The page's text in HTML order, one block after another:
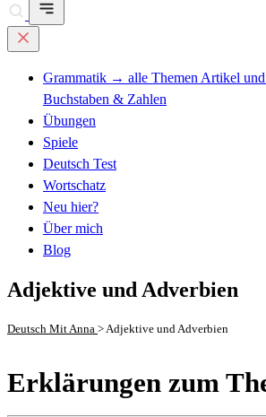
Grammatik → alle Themen Artikel
Buchstaben & Zahlen
Übungen
Spiele
Deutsch Test
Wortschatz
Neu hier?
Über mich
Blog
Adjektive und Adverbien
Deutsch Mit Anna > Adjektive und Adverbien
Erklärungen zum